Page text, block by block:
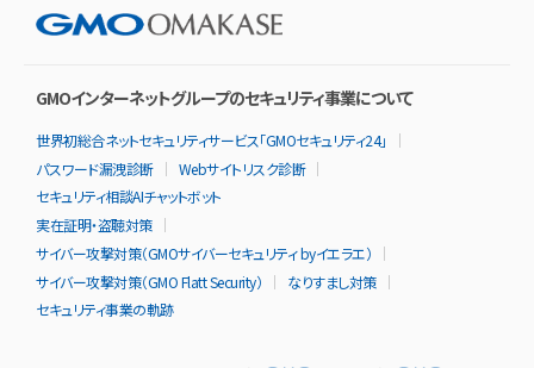
GMOインターネットグループのセキュリティ事業について
世界初総合ネットセキュリティサービス「GMOセキュリティ24」
パスワード漏洩診断
Webサイトリスク診断
セキュリティ相談AIチャットボット
実在証明・盗聴対策
サイバー攻撃対策（GMOサイバーセキュリティ byイエラエ）
サイバー攻撃対策（GMO Flatt Security）
なりすまし対策
セキュリティ事業の軌跡